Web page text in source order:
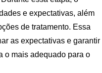
e expectativas, além
de tratamento. Essa
as expectativas e garantir
o mais adequado para o